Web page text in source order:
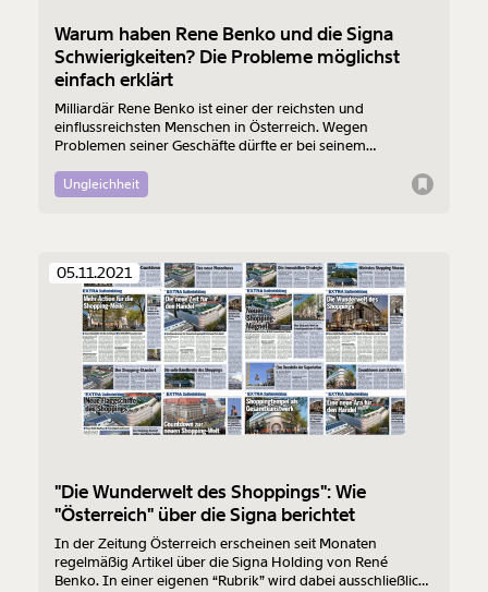
Warum haben Rene Benko und die Signa
Schwierigkeiten? Die Probleme möglichst
einfach erklärt
Milliardär Rene Benko ist einer der reichsten und
einflussreichsten Menschen in Österreich. Wegen
Problemen seiner Geschäfte dürfte er bei seinem
ist es dazu gekommen? Wir versuchen die komplizierten
Hintergründe zu durchleuchten.
Ungleichheit
05.11.2021
"Die Wunderwelt des Shoppings": Wie
"Österreich" über die Signa berichtet
In der Zeitung Österreich erscheinen seit Monaten
regelmäßig Artikel über die Signa Holding von René
Benko. In einer eigenen “Rubrik” wird dabei ausschließlich